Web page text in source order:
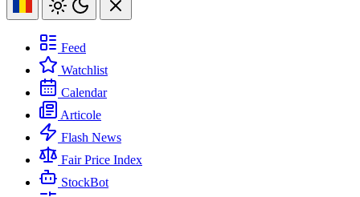
Feed
Watchlist
Calendar
Articole
Flash News
Fair Price Index
StockBot